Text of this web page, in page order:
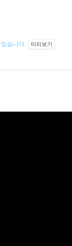
습니다. 미리보기